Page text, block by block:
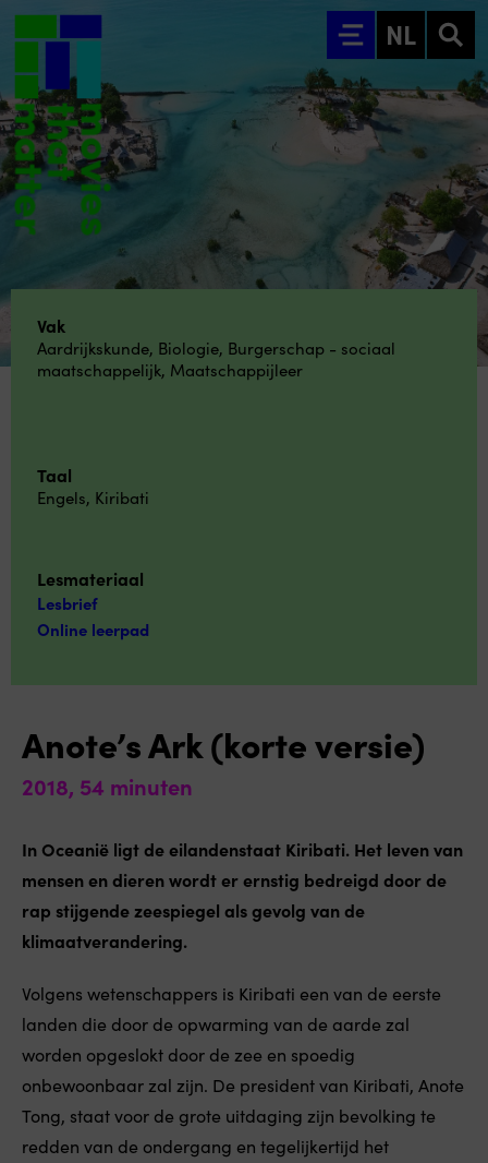
Ga naar hoofdinhoud
NL
Vak
Aardrijkskunde, Biologie, Burgerschap - sociaal
maatschappelijk, Maatschappijleer
Taal
Engels, Kiribati
Lesmateriaal
Lesbrief
Online leerpad
Anote’s Ark (korte versie)
2018, 54 minuten
In Oceanië ligt de eilandenstaat Kiribati. Het leven van
mensen en dieren wordt er ernstig bedreigd door de
rap stijgende zeespiegel als gevolg van de
klimaatverandering.
Volgens wetenschappers is Kiribati een van de eerste
landen die door de opwarming van de aarde zal
worden opgeslokt door de zee en spoedig
onbewoonbaar zal zijn. De president van Kiribati, Anote
Tong, staat voor de grote uitdaging zijn bevolking te
redden van de ondergang en tegelijkertijd het